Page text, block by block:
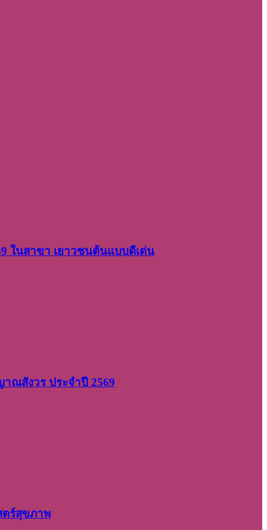
ในสาขา เยาวชนต้นแบบดีเด่น
ณสังวร ประจำปี 2569
ตร์สุขภาพ